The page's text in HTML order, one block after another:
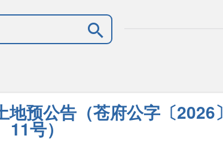
预公告（苍府公字〔2026〕
11号）